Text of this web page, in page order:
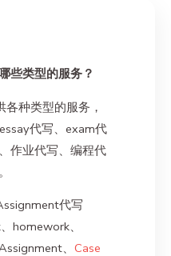
些类型的服务？
种类型的服务，
代写、exam代
作业代写、编程代
代写
homework、
、 Case